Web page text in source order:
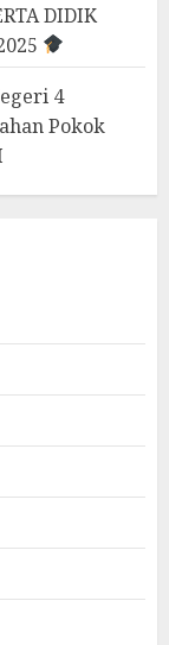
DIDIK
4
Pokok